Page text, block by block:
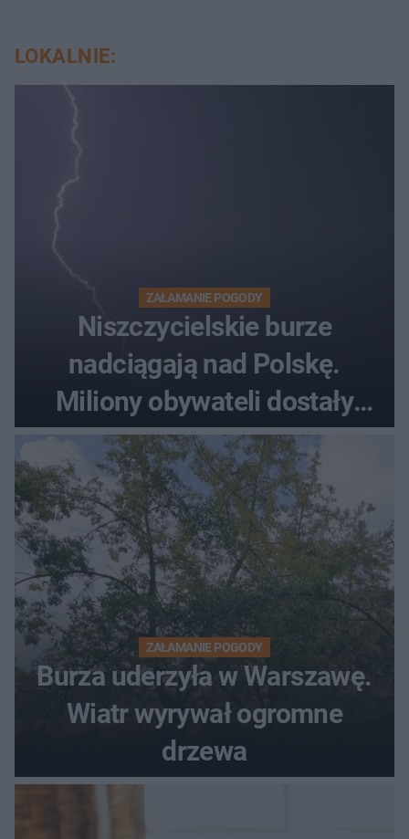
LOKALNIE:
ZAŁAMANIE POGODY
Niszczycielskie burze
nadciągają nad Polskę.
Miliony obywateli dostały
wiadomości z pilnym
ostrzeżeniem
ZAŁAMANIE POGODY
Burza uderzyła w Warszawę.
Wiatr wyrywał ogromne
drzewa